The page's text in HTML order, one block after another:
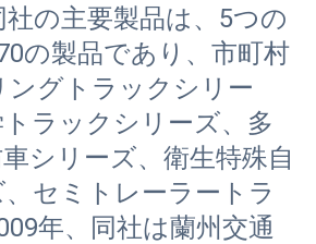
の主要製品は、5つの
の製品であり、市町村
ングトラックシリー
ラックシリーズ、多
シリーズ、衛生特殊自
セミトレーラートラ
年、同社は蘭州交通